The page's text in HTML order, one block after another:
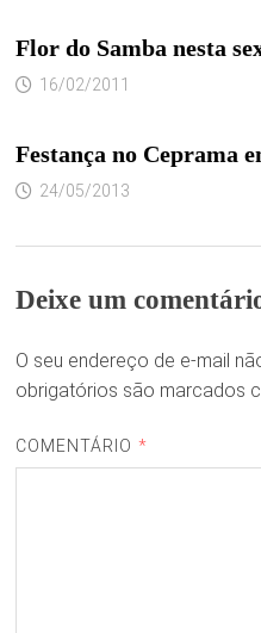
Flor do Samba nesta
16/02/2011
Festança no Ceprama
24/05/2013
Deixe um
O seu endereço de e-mail
obrigatórios são marcados
COMENTÁRIO *